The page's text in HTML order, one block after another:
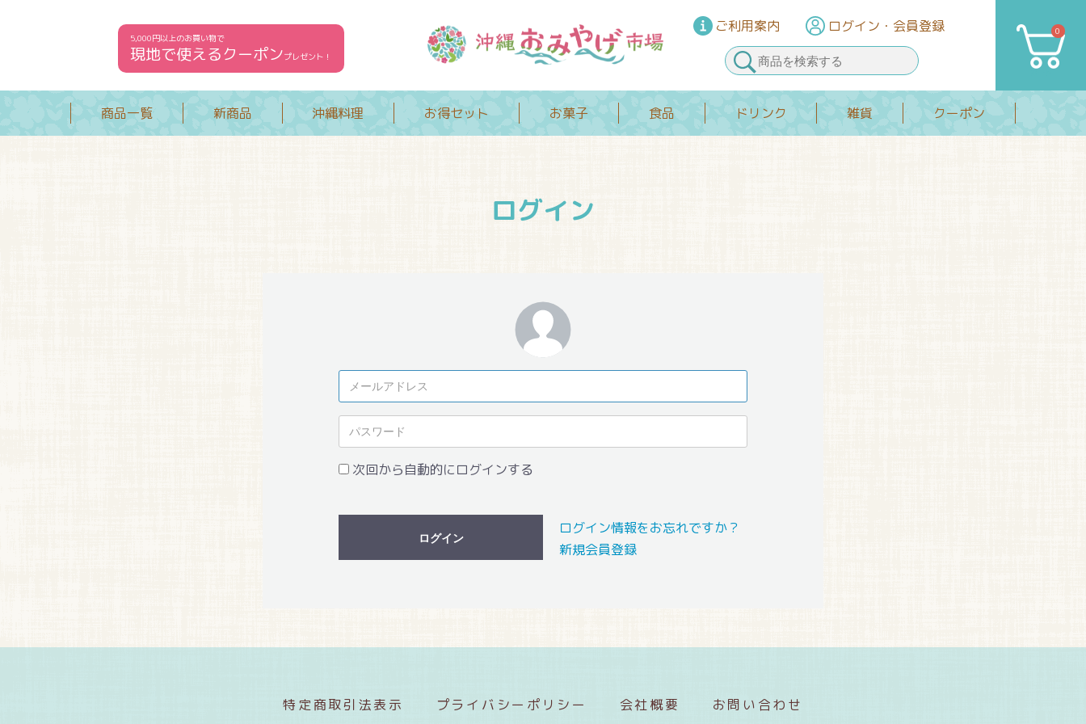
5,000円以上のお買い物で
現地で使えるクーポンプレゼント！
ご利用案内 ログイン ・会員登録 0
カート
商品一覧 新商品 沖縄料理 お得セット お菓子 食品 ドリンク 雑貨 クーポン
ログイン
次回から自動的にログインする
ログイン
ログイン情報をお忘れですか？
新規会員登録
特定商取引法表示 プライバシーポリシー 会社概要 お問い合わせ